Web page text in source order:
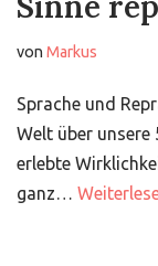
von Markus
Sprache und
Welt über unsere
erlebte
ganz…